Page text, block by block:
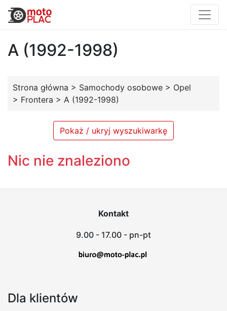
A (1992-1998)
Strona główna > Samochody osobowe > Opel
> Frontera > A (1992-1998)
Pokaż / ukryj wyszukiwarkę
Nic nie znaleziono
Kontakt
9.00 - 17.00 - pn-pt
Dla klientów